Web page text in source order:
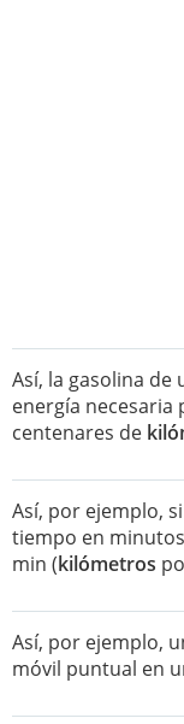
Así, la gasolina
energía necesaria
centenares de
Así, por ejemplo,
tiempo en
min (kilómetros
Así, por ejemplo,
móvil puntual en